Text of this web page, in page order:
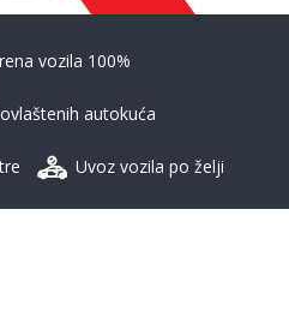
vozila 100%
autokuća
Uvoz vozila po želji